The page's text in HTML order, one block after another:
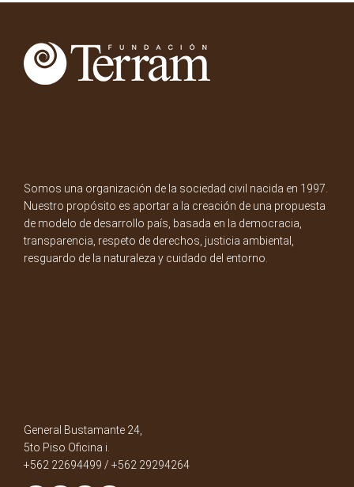
Somos una organización de la sociedad civil nacida en 1997.
Nuestro propósito es aportar a la creación de una propuesta
de modelo de desarrollo país, basada en la democracia,
transparencia, respeto de derechos, justicia ambiental,
resguardo de la naturaleza y cuidado del entorno.
General Bustamante 24,
5to Piso Oficina i.
+562 22694499 / +562 29294264